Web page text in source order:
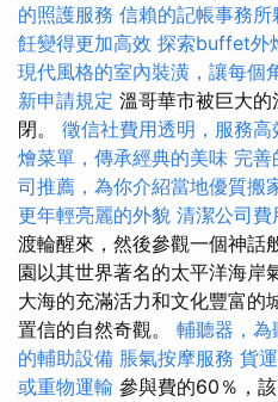
的照護服務 信賴的記帳事務所
飪變得更加高效 探索buffet外
現代風格的室內裝潢，讓每個
新申請規定 溫哥華市被巨大
閉。 徵信社費用透明，服務高
燴菜單，傳承經典的美味 完善
司推薦，為你介紹當地優質搬
更年輕亮麗的外貌 清潔公司費
渡輪醒來，然後參觀一個神話
園以其世界著名的太平洋海岸
大海的充滿活力和文化豐富的
置信的自然奇觀。 輔聽器，為
的輔助設備 脹氣按摩服務 貨
或重物運輸 參與費的60％，